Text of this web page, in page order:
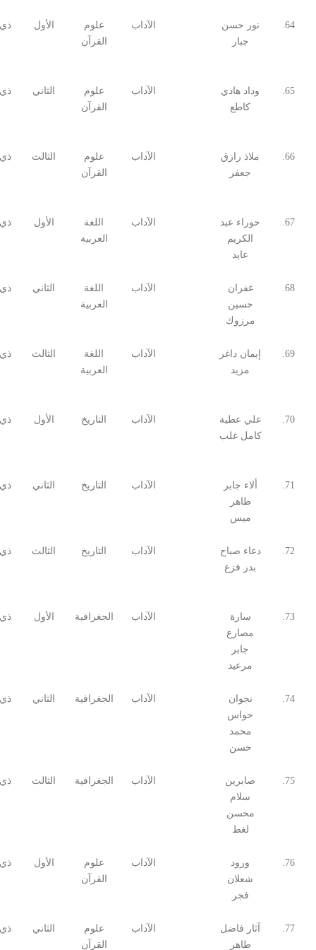
64.
نور حسن
جبار
الآداب
علوم
القرآن
الأول
65.
وداد هادي
كاطع
الآداب
علوم
القرآن
الثاني
66.
ملاذ رازق
جعفر
الآداب
علوم
القرآن
الثالث
67.
حوراء عبد
الكريم
عايد
الآداب
اللغة
العربية
الأول
68.
غفران
حسين
مرزوك
الآداب
اللغة
العربية
الثاني
69.
إيمان داغر
مزيد
الآداب
اللغة
العربية
الثالث
70.
علي عطية
كامل غلب
الآداب التاريخ الأول
71.
ألاء جابر
طاهر
ميس
الآداب التاريخ الثاني
72.
دعاء صباح
بدر فزع
الآداب التاريخ الثالث
73.
سارة
مصارع
جابر
مرعيد
الآداب الجغرافية الأول
74.
نجوان
حواس
محمد
حسن
الآداب الجغرافية الثاني
75.
صابرين
سلام
محسن
لغط
الآداب الجغرافية الثالث
76.
ورود
شعلان
فجر
الآداب
علوم
القرآن
الأول
77.
آثار فاضل
طاهر
الآداب
علوم
القرآن
الثاني